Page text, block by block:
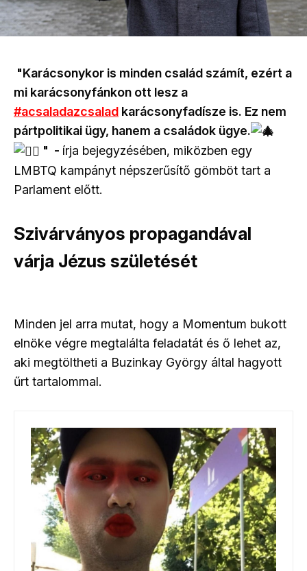
"Karácsonykor is minden család számít, ezért a
mi karácsonyfánkon ott lesz a
#acsaladazcsalad karácsonyfadísze is. Ez nem
pártpolitikai ügy, hanem a családok ügye.
" - írja bejegyzésében, miközben egy
LMBTQ kampányt népszerűsítő gömböt tart a
Parlament előtt.
Szivárványos propagandával
várja Jézus születését
Minden jel arra mutat, hogy a Momentum bukott
elnöke végre megtalálta feladatát és ő lehet az,
aki megtöltheti a Buzinkay György által hagyott
űrt tartalommal.